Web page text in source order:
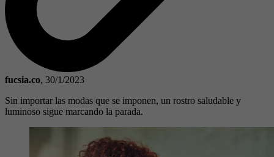
fucsia.co, 30/1/2023
Sin importar las modas que se imponen, un rostro saludable y
luminoso sigue marcando la parada.